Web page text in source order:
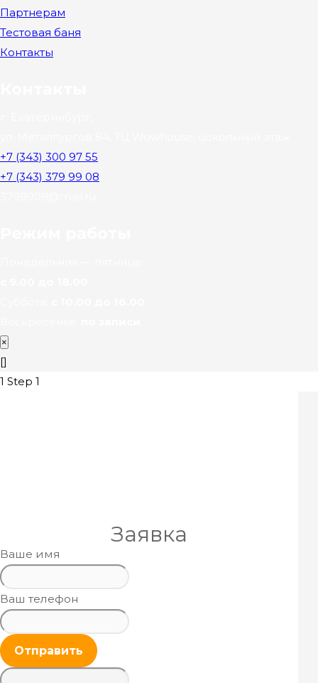
Партнерам
Тестовая баня
Контакты
+7 (343) 300 97 55
+7 (343) 379 99 08
×
[]
1 Step 1
Заявка
Ваше имя
Ваш телефон
Отправить